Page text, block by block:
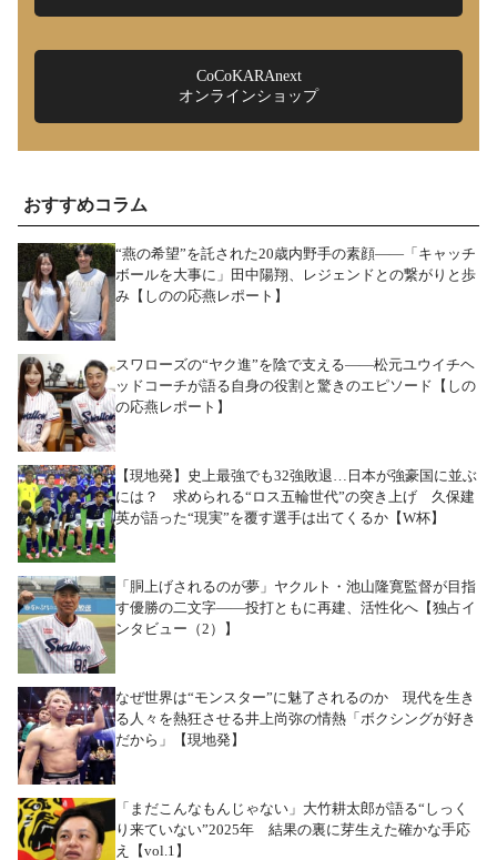
CoCoKARAnext
オンラインショップ
おすすめコラム
“燕の希望”を託された20歳内野手の素顔――「キャッチ
ボールを大事に」田中陽翔、レジェンドとの繋がりと歩
み【しのの応燕レポート】
スワローズの“ヤク進”を陰で支える――松元ユウイチヘ
ッドコーチが語る自身の役割と驚きのエピソード【しの
の応燕レポート】
【現地発】史上最強でも32強敗退…日本が強豪国に並ぶ
には？ 求められる“ロス五輪世代”の突き上げ 久保建
英が語った“現実”を覆す選手は出てくるか【W杯】
「胴上げされるのが夢」ヤクルト・池山隆寛監督が目指
す優勝の二文字――投打ともに再建、活性化へ【独占イ
ンタビュー（2）】
なぜ世界は“モンスター”に魅了されるのか 現代を生き
る人々を熱狂させる井上尚弥の情熱「ボクシングが好き
だから」【現地発】
「まだこんなもんじゃない」大竹耕太郎が語る“しっく
り来ていない”2025年 結果の裏に芽生えた確かな手応
え【vol.1】